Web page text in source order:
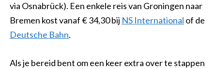
via Osnabrück). Een enkele reis van Groningen naar
Bremen kost vanaf € 34,30 bij NS International of de
Deutsche Bahn.
Als je bereid bent om een keer extra over te stappen